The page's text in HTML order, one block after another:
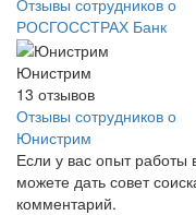
РОСГОССТРАХ Банк
Юнистрим
13 отзывов
Отзывы сотрудников о
Юнистрим
Если у вас опыт
можете дать совет
комментарий.